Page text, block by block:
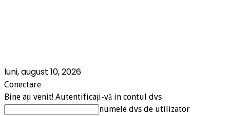
luni, august 10, 2026
Conectare
Bine ați venit! Autentificați-vă in contul dvs
numele dvs de utilizator